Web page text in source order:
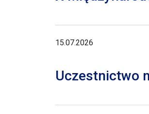
15.07.2026
Uczestnictwo